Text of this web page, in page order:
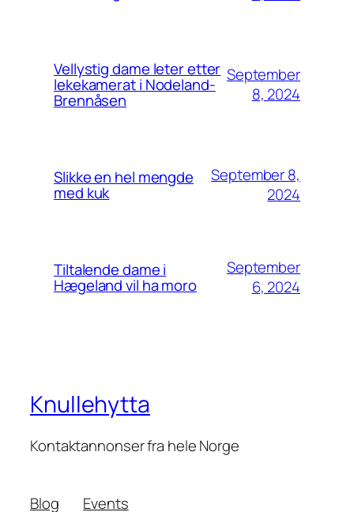
Vellystig dame leter etter
lekekamerat i Nodeland-
Brennåsen
September
8, 2024
Slikke en hel mengde
med kuk
September 8,
2024
Tiltalende dame i
Hægeland vil ha moro
September
6, 2024
Knullehytta
Kontaktannonser fra hele Norge
Blog Events